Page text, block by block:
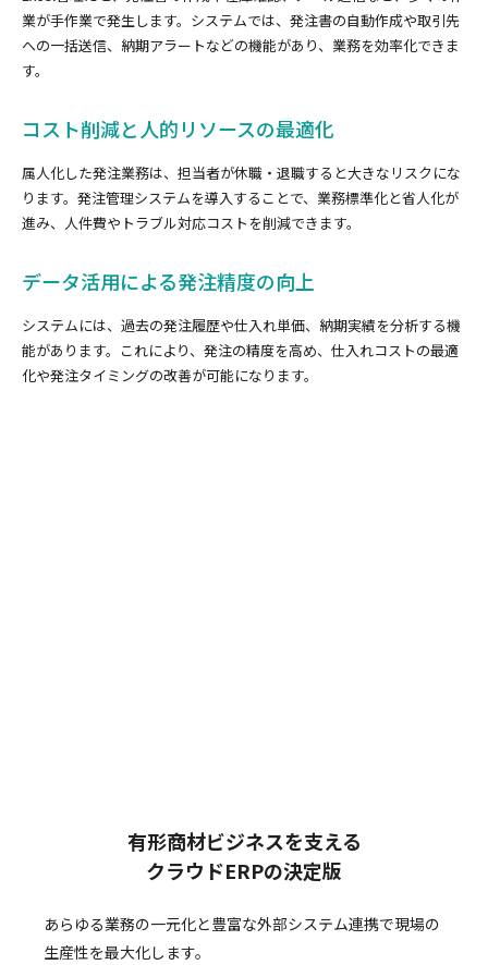
業が手作業で発生します。システムでは、発注書の自動作成や取引先
への一括送信、納期アラートなどの機能があり、業務を効率化できま
す。
コスト削減と人的リソースの最適化
属人化した発注業務は、担当者が休職・退職すると大きなリスクにな
ります。発注管理システムを導入することで、業務標準化と省人化が
進み、人件費やトラブル対応コストを削減できます。
データ活用による発注精度の向上
システムには、過去の発注履歴や仕入れ単価、納期実績を分析する機
能があります。これにより、発注の精度を高め、仕入れコストの最適
化や発注タイミングの改善が可能になります。
有形商材ビジネスを支える
クラウドERPの決定版
あらゆる業務の一元化と豊富な外部システム連携で現場の
生産性を最大化します。